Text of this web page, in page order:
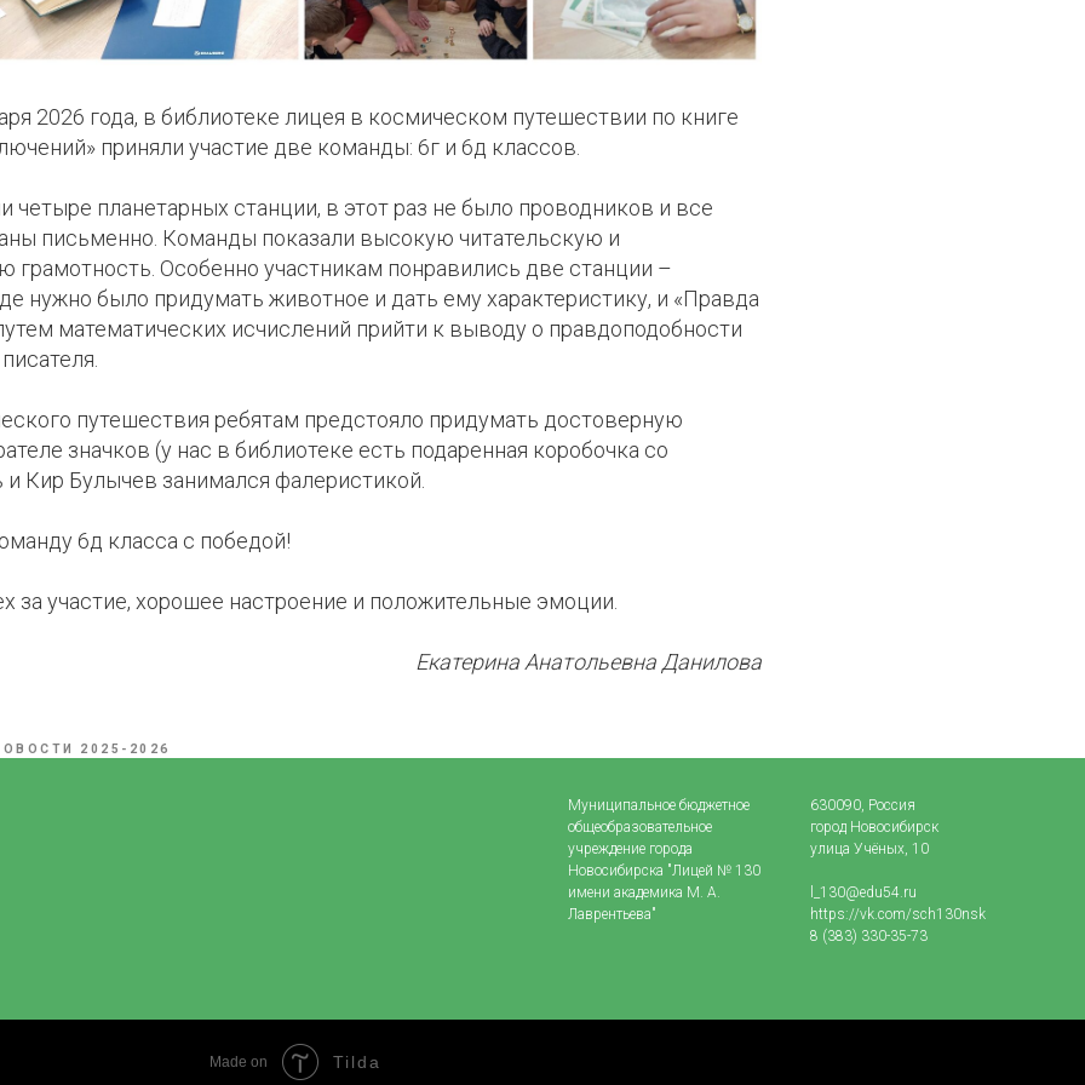
2026 года, в библиотеке лицея в космическом путешествии по книге
приняли участие две команды: 6г и 6д классов.
четыре планетарных станции, в этот раз не было проводников и все
письменно. Команды показали высокую читательскую и
грамотность. Особенно участникам понравились две станции –
нужно было придумать животное и дать ему характеристику, и «Правда
математических исчислений прийти к выводу о правдоподобности
путешествия ребятам предстояло придумать достоверную
значков (у нас в библиотеке есть подаренная коробочка со
и Кир Булычев занимался фалеристикой.
6д класса с победой!
за участие, хорошее настроение и положительные эмоции.
Екатерина Анатольевна Данилова
2025-2026
Муниципальное бюджетное
общеобразовательное
учреждение города
Новосибирска "Лицей № 130
имени академика М. А.
Лаврентьева"
630090, Россия
город Новосибирск
улица Учёных, 10
l_130@edu54.ru
https://vk.com/sch130nsk
8 (383) 330-35-73
Made on Tilda